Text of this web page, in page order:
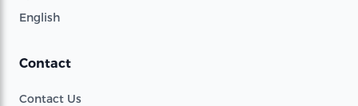
English
Contact
Contact Us